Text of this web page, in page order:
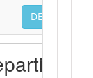
DESCARCA